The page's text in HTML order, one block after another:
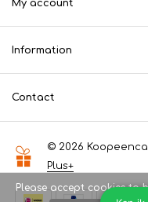
My account
Information
Contact
© 2026
Plus+
Please accept cookies to